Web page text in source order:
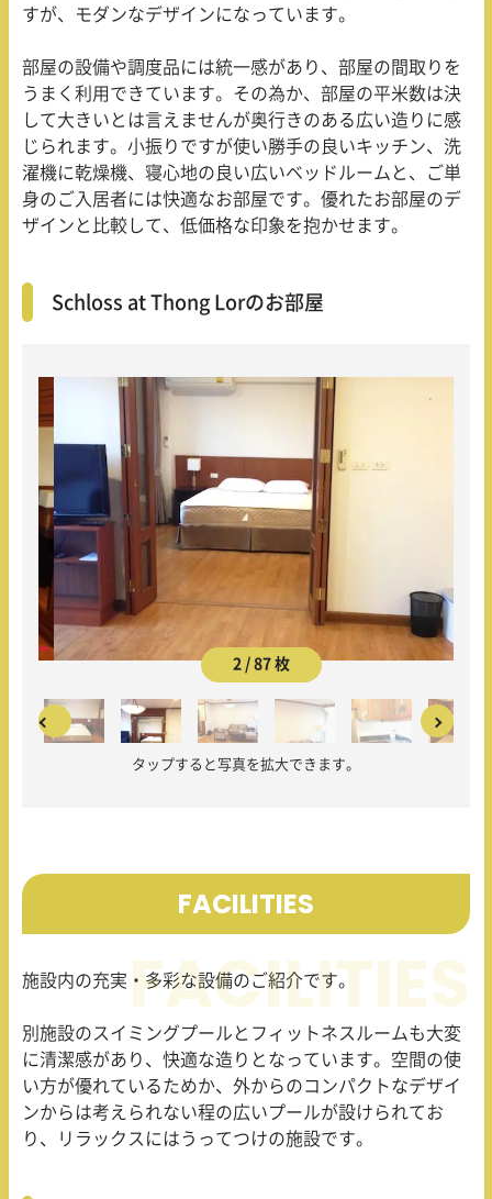
すが、モダンなデザインになっています。
部屋の設備や調度品には統一感があり、部屋の間取りを
うまく利用できています。その為か、部屋の平米数は決
して大きいとは言えませんが奥行きのある広い造りに感
じられます。小振りですが使い勝手の良いキッチン、洗
濯機に乾燥機、寝心地の良い広いベッドルームと、ご単
身のご入居者には快適なお部屋です。優れたお部屋のデ
ザインと比較して、低価格な印象を抱かせます。
Schloss at Thong Lorのお部屋
2 / 87 枚
タップすると写真を拡大できます。
FACILITIES
施設内の充実・多彩な設備のご紹介です。
別施設のスイミングプールとフィットネスルームも大変
に清潔感があり、快適な造りとなっています。空間の使
い方が優れているためか、外からのコンパクトなデザイ
ンからは考えられない程の広いプールが設けられてお
り、リラックスにはうってつけの施設です。